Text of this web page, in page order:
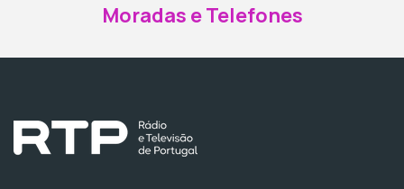
Moradas e Telefones